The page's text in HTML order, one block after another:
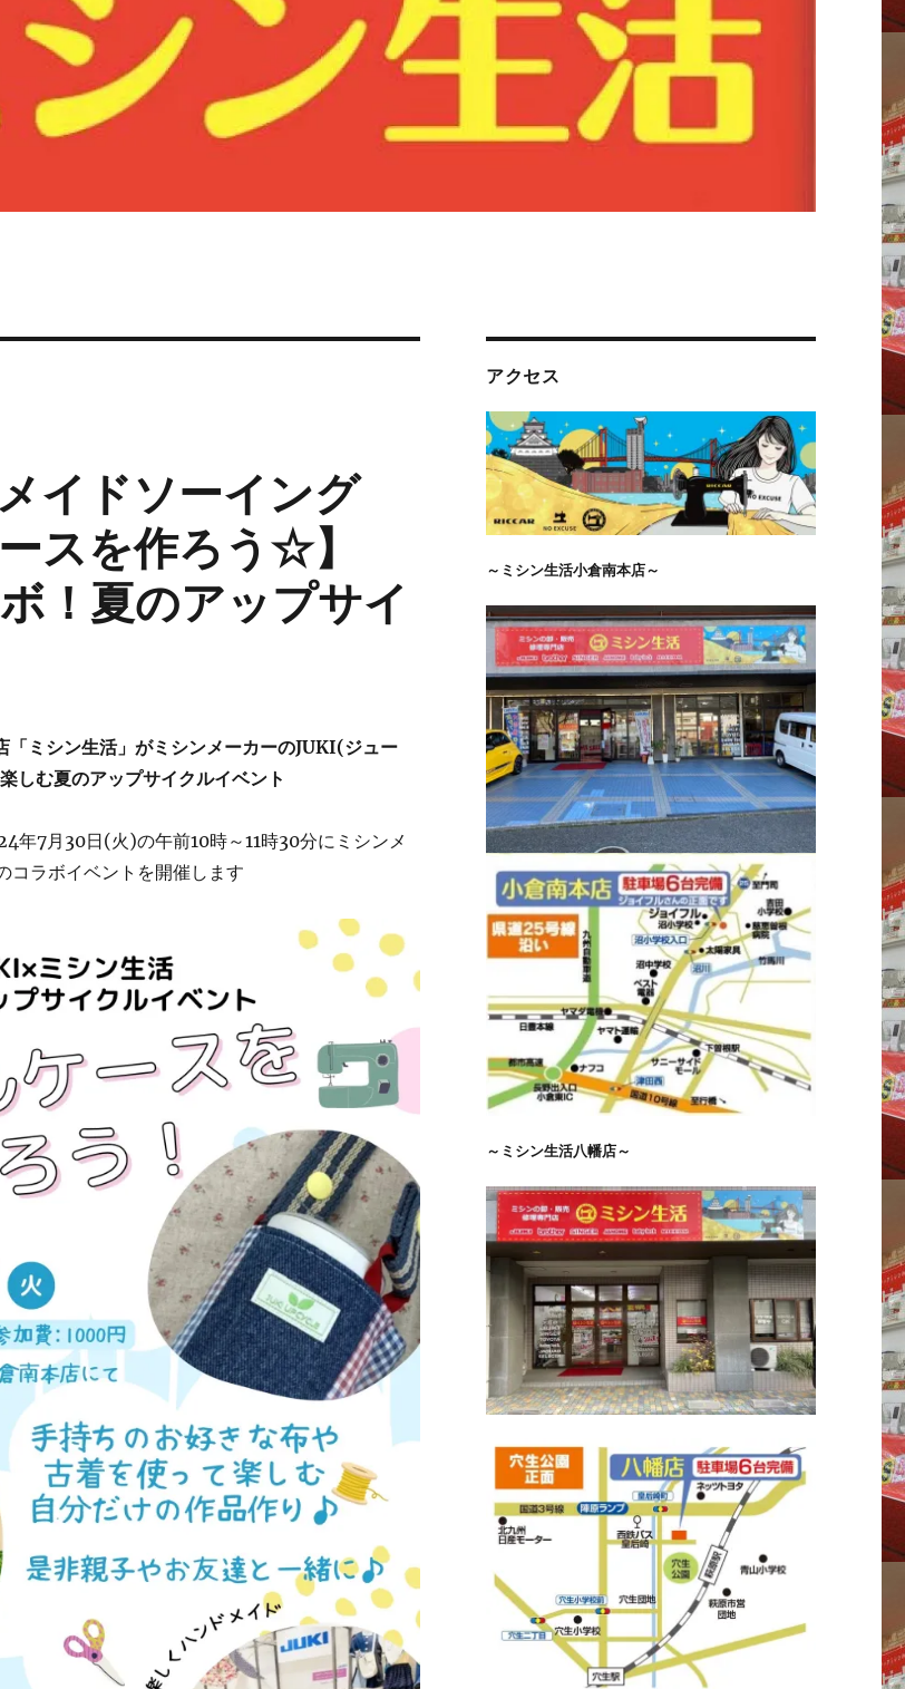
イドソーイング
スを作ろう☆】
！夏のアップサイ
「ミシン生活」がミシンメーカーのJUKI(ジュー
しむ夏のアップサイクルイベント
年7月30日(火)の午前10時～11時30分にミシンメ
コラボイベントを開催します
アクセス
～ミシン生活小倉南本店～
～ミシン生活八幡店～